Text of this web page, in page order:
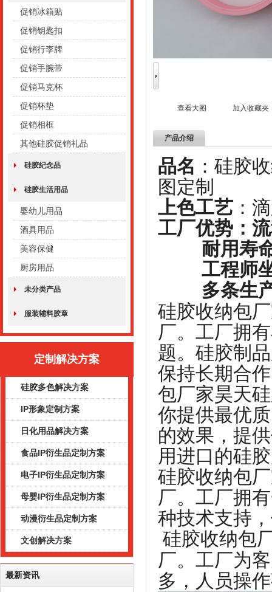
促销冰箱贴
促销钥匙扣
促销行李牌
促销手腕带
促销马克杯
促销杯垫
促销相框
其他硅胶促销礼品
硅胶纪念品
硅胶生活用品
婴幼儿用品
酒具用品
美容保健
厨房用品
未分类产品
服装辅料胶章
定制解决方案
硅胶多色解决方案
IP形象定制方案
日化用品解决方案
食品IP衍生品定制方案
电子IP衍生品定制方案
母婴IP衍生品定制方案
动漫衍生品定制方案
文创解决方案
最新资讯
查看大图 加入收藏夹
产品介绍
品名 ：
图定制
上色工艺
工厂优势：
耐用寿命
工程师坐
多条生产
硅胶收纳包
厂。工厂拥
题。硅胶制
保持长期合
包厂家昊天
你提供最优
的效果，提
用进口的硅
硅胶收纳包
厂。工厂拥
种技术支持
硅胶收纳包
厂。工厂为
多，人员操